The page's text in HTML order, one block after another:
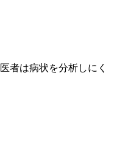
者は病状を分析しにく